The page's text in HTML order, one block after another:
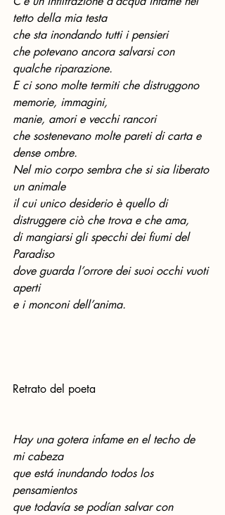
tetto della mia testa
che sta inondando tutti i pensieri
che potevano ancora salvarsi con
qualche riparazione.
E ci sono molte termiti che distruggono
memorie, immagini,
manie, amori e vecchi rancori
che sostenevano molte pareti di carta e
dense ombre.
Nel mio corpo sembra che si sia liberato
un animale
il cui unico desiderio è quello di
distruggere ciò che trova e che ama,
di mangiarsi gli specchi dei fiumi del
Paradiso
dove guarda l’orrore dei suoi occhi vuoti
aperti
e i monconi dell’anima.
Retrato del poeta
Hay una gotera infame en el techo de
mi cabeza
que está inundando todos los
pensamientos
que todavía se podían salvar con